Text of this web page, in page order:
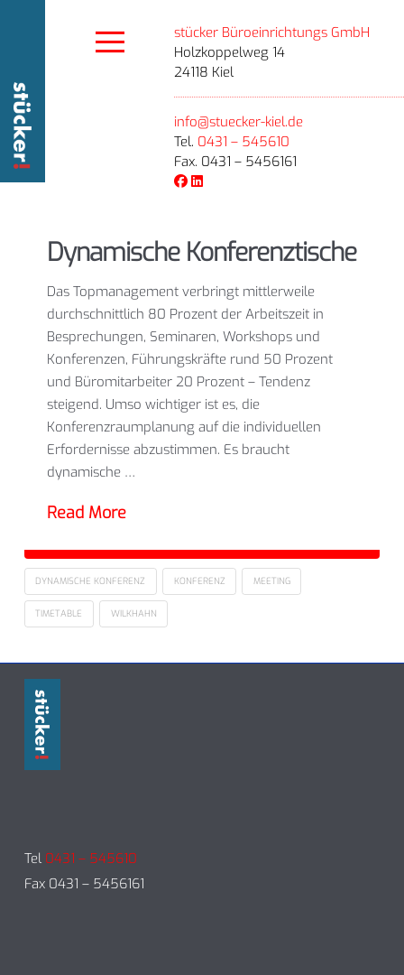
stücker Büroeinrichtungs GmbH
Holzkoppelweg 14
24118 Kiel
info@stuecker-kiel.de
Tel. 0431 – 545610
Fax. 0431 – 5456161
Dynamische Konferenztische
Das Topmanagement verbringt mittlerweile
durchschnittlich 80 Prozent der Arbeitszeit in
Besprechungen, Seminaren, Workshops und
Konferenzen, Führungskräfte rund 50 Prozent
und Büromitarbeiter 20 Prozent – Tendenz
steigend. Umso wichtiger ist es, die
Konferenzraumplanung auf die individuellen
Erfordernisse abzustimmen. Es braucht
dynamische …
Read More
DYNAMISCHE KONFERENZ KONFERENZ MEETING
TIMETABLE WILKHAHN
Tel 0431 – 545610
Fax 0431 – 5456161